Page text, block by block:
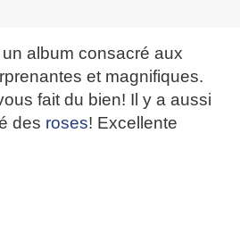
album consacré aux
et magnifiques.
fait du bien! Il y a aussi
des roses! Excellente